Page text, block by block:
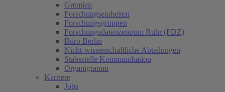
Gremien
Forschungseinheiten
Forschungsgruppen
Forschungsdatenzentrum Ruhr (FDZ)
Büro Berlin
Nicht-wissenschaftliche Abteilungen
Stabsstelle Kommunikation
Organigramm
Karriere
Jobs